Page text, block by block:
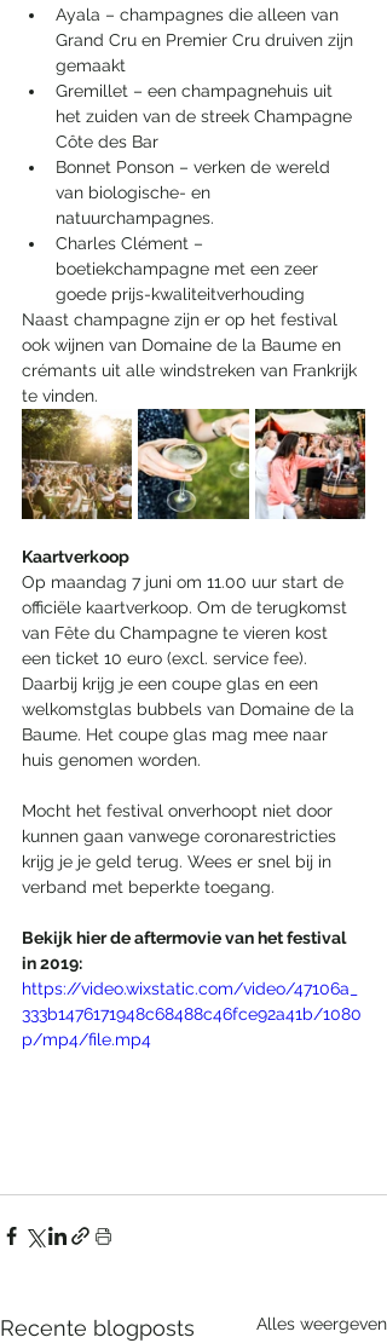
Ayala – champagnes die alleen van
Grand Cru en Premier Cru druiven zijn
gemaakt
Gremillet – een champagnehuis uit
het zuiden van de streek Champagne
Côte des Bar
Bonnet Ponson – verken de wereld
van biologische- en
natuurchampagnes.
Charles Clément –
boetiekchampagne met een zeer
goede prijs-kwaliteitverhouding
Naast champagne zijn er op het festival
ook wijnen van Domaine de la Baume en
crémants uit alle windstreken van Frankrijk
te vinden.
Kaartverkoop
Op maandag 7 juni om 11.00 uur start de
officiële kaartverkoop. Om de terugkomst
van Fête du Champagne te vieren kost
een ticket 10 euro (excl. service fee).
Daarbij krijg je een coupe glas en een
welkomstglas bubbels van Domaine de la
Baume. Het coupe glas mag mee naar
huis genomen worden.
Mocht het festival onverhoopt niet door
kunnen gaan vanwege coronarestricties
krijg je je geld terug. Wees er snel bij in
verband met beperkte toegang.
Bekijk hier de aftermovie van het festival
in 2019:
https://video.wixstatic.com/video/47106a_
333b1476171948c68488c46fce92a41b/1080
p/mp4/file.mp4
Recente blogposts Alles weergeven